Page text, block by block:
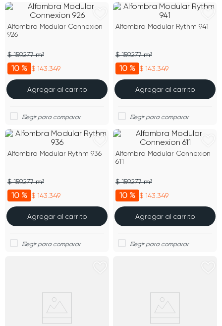
Alfombra Modular Connexion
926
10 % $ 143.349
$ 159.277 m²
Agregar al carrito
Alfombra Modular Rythm 941
10 % $ 143.349
$ 159.277 m²
Agregar al carrito
Alfombra Modular Rythm 936
10 % $ 143.349
$ 159.277 m²
Agregar al carrito
Alfombra Modular Connexion
611
10 % $ 143.349
$ 159.277 m²
Agregar al carrito